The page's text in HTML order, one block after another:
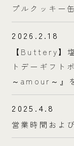
プルクッキー
2026.2.18
【Buttery】
トデーギフト
～amour～』
2025.4.8
営業時間およ